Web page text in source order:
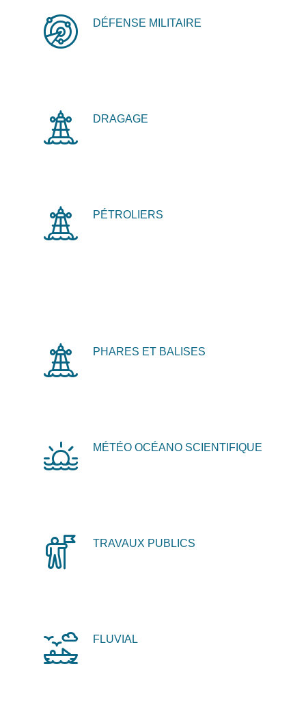
DÉFENSE MILITAIRE
DRAGAGE
PÉTROLIERS
PHARES ET BALISES
MÉTÉO OCÉANO SCIENTIFIQUE
TRAVAUX PUBLICS
FLUVIAL